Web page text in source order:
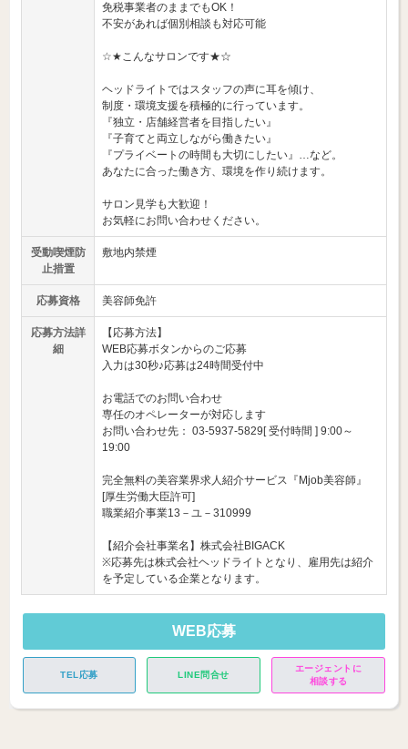
免税事業者のままでもOK！
不安があれば個別相談も対応可能
☆★こんなサロンです★☆
ヘッドライトではスタッフの声に耳を傾け、
制度・環境支援を積極的に行っています。
『独立・店舗経営者を目指したい』
『子育てと両立しながら働きたい』
『プライベートの時間も大切にしたい』…など。
あなたに合った働き方、環境を作り続けます。
サロン見学も大歓迎！
お気軽にお問い合わせください。
受動喫煙防
止措置
敷地内禁煙
応募資格 美容師免許
応募方法詳
細
【応募方法】
WEB応募ボタンからのご応募
入力は30秒♪応募は24時間受付中
お電話でのお問い合わせ
専任のオペレーターが対応します
お問い合わせ先： 03-5937-5829[ 受付時間 ] 9:00～
19:00
完全無料の美容業界求人紹介サービス『Mjob美容師』
[厚生労働大臣許可]
職業紹介事業13－ユ－310999
【紹介会社事業名】株式会社BIGACK
※応募先は株式会社ヘッドライトとなり、雇用先は紹介
を予定している企業となります。
WEB応募
TEL応募 LINE問合せ
エージェントに
相談する